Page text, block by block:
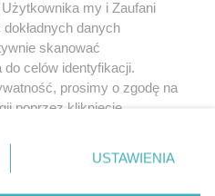
nas
Użytkownika my i Zaufani
danych
skanować
celów identyfikacji.
prosimy o zgodę na
poprzez kliknięcie
ustawień prywatności
rogu strony
nie wymagają zgody
USTAWIENIA